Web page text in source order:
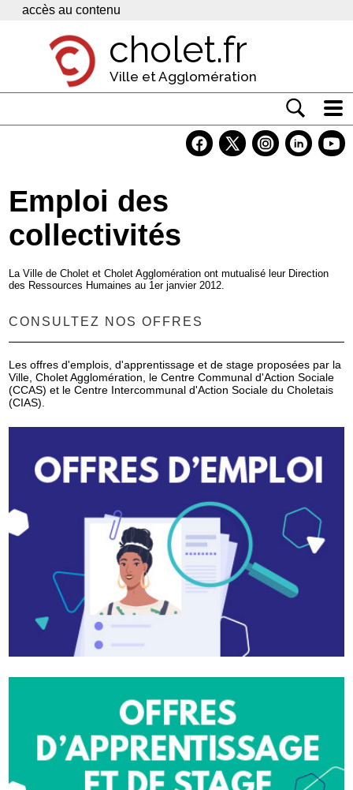
Panneau de gestion des cookies
accès au contenu
cholet.fr
Ville et Agglomération
Economie
Services
Contacts
Emploi des
collectivités
La Ville de Cholet et Cholet Agglomération ont mutualisé leur Direction
des Ressources Humaines au 1er janvier 2012.
CONSULTEZ NOS OFFRES
Les offres d'emplois, d'apprentissage et de stage proposées par la
Ville, Cholet Agglomération, le Centre Communal d'Action Sociale
(CCAS) et le Centre Intercommunal d'Action Sociale du Choletais
(CIAS).